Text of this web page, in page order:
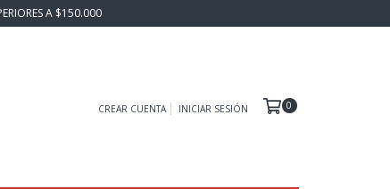
A $150.000
CREAR CUENTA INICIAR SESIÓN 0